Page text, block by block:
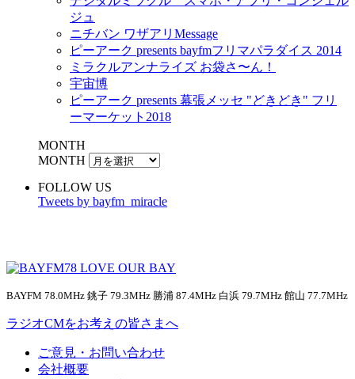
ジュ
ニチバン ワザアリMessage
ピーアーク presents bayfmフリマパラダイス 2014
ミラクルアンナライズ お袋さ〜ん！
宇宙博
ピーアーク presents 幕張メッセ "どきどき" フリ
ーマーケット2018
MONTH
MONTH
FOLLOW US
Tweets by bayfm_miracle
BAYFM 78.0MHz 銚子 79.3MHz 勝浦 87.4MHz 白浜 79.7MHz 館山 77.7MHz
ラジオCMをお考えの皆さまへ
ご意見・お問い合わせ
会社概要